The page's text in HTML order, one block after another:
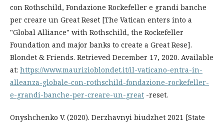
con Rothschild, Fondazione Rockefeller e grandi banche
per creare un Great Reset [The Vatican enters into a
"Global Alliance" with Rothschild, the Rockefeller
Foundation and major banks to create a Great Rese].
Blondet & Friends. Retrieved December 17, 2020. Available
at: https://www.maurizioblondet.it/il-vaticano-entra-in-
alleanza-globale-con-rothschild-fondazione-rockefeller-
e-grandi-banche-per-creare-un-great -reset.
Onyshchenko V. (2020). Derzhavnyi biudzhet 2021 [State